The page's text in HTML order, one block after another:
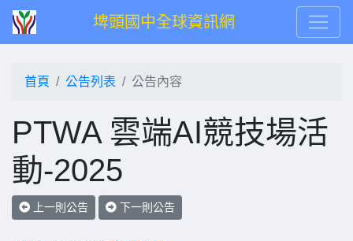
埤頭國中全球資訊網
首頁 公告列表 公告內容
PTWA 雲端AI競技場活
動-2025
上一則公告 下一則公告